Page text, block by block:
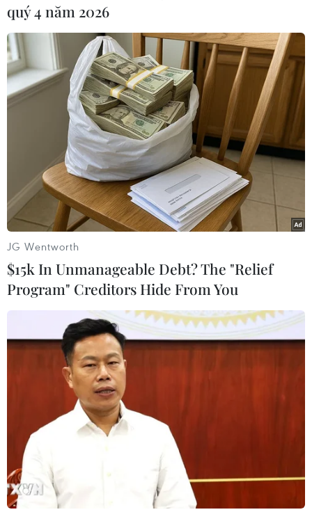
#lao động nước ngoài
#xin cấp thị thực E-7
#chính sách thị thực
#lao động nước ngoài
#thị thực điện tử
Hàn Quốc
Theo dõi VietnamPlus
TIN LIÊN QUAN
quý 4 năm 2026
JG Wentworth
$15k In Unmanageable Debt? The "Relief
Program" Creditors Hide From You